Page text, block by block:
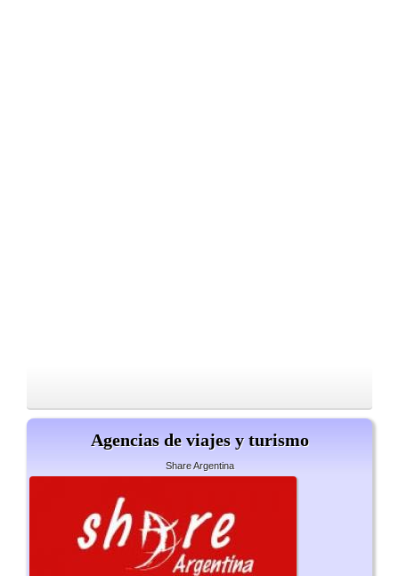
Agencias de viajes y turismo
Share Argentina